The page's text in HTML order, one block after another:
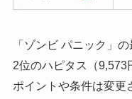
「ゾンビ パニック」
2位のハピタス（9,573
ポイントや条件は変更